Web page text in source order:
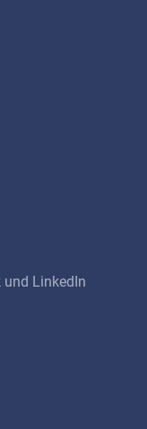
und LinkedIn